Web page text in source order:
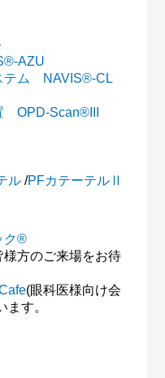
AZU
テム NAVIS®-CL
OPD-Scan®III
ル /PFカテーテルⅡ
ク®
方のご来場をお待
(眼科医様向け会
ます。